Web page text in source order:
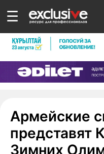
☰
Армейские
представят
Зимних